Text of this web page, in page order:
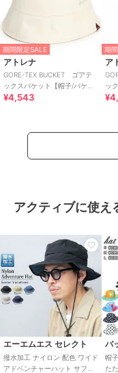
期間限定SALE
アトレナ
GORE-TEX BUCKET ゴアテ
ックスバケット【帽子/バケッ
トハット/撥水/ゴアテックス/梅
¥4,543
期
ア
ッ
ト
アクティブに使え
エーエムエス セレクト
撥水加工 ナイロン 配色 ワイド
アドベンチャーハット サファ
バ
帽
た